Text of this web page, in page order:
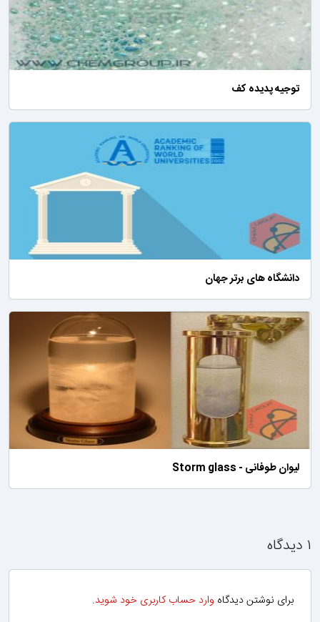
توجیه پدیده کف
دانشگاه های برتر جهان
لیوان طوفانی - Storm glass
۱ دیدگاه
برای نوشتن دیدگاه وارد حساب کاربری خود شوید.